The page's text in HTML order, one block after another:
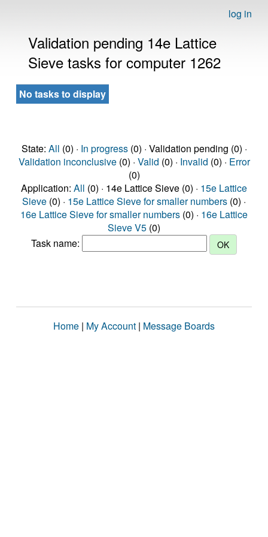
log in
Validation pending 14e Lattice
Sieve tasks for computer 1262
No tasks to display
State: All (0) · In progress(0) · Validation pending (0) ·
Validation inconclusive(0) · Valid (0) · Invalid (0) · Error
(0)
Application: All (0) · 14e Lattice Sieve (0) · 15e Lattice
Sieve (0) · 15e Lattice Sieve for smaller numbers (0) ·
16e Lattice Sieve for smaller numbers (0) · 16e Lattice
Sieve V5 (0)
Task name:
Home | My Account | Message Boards